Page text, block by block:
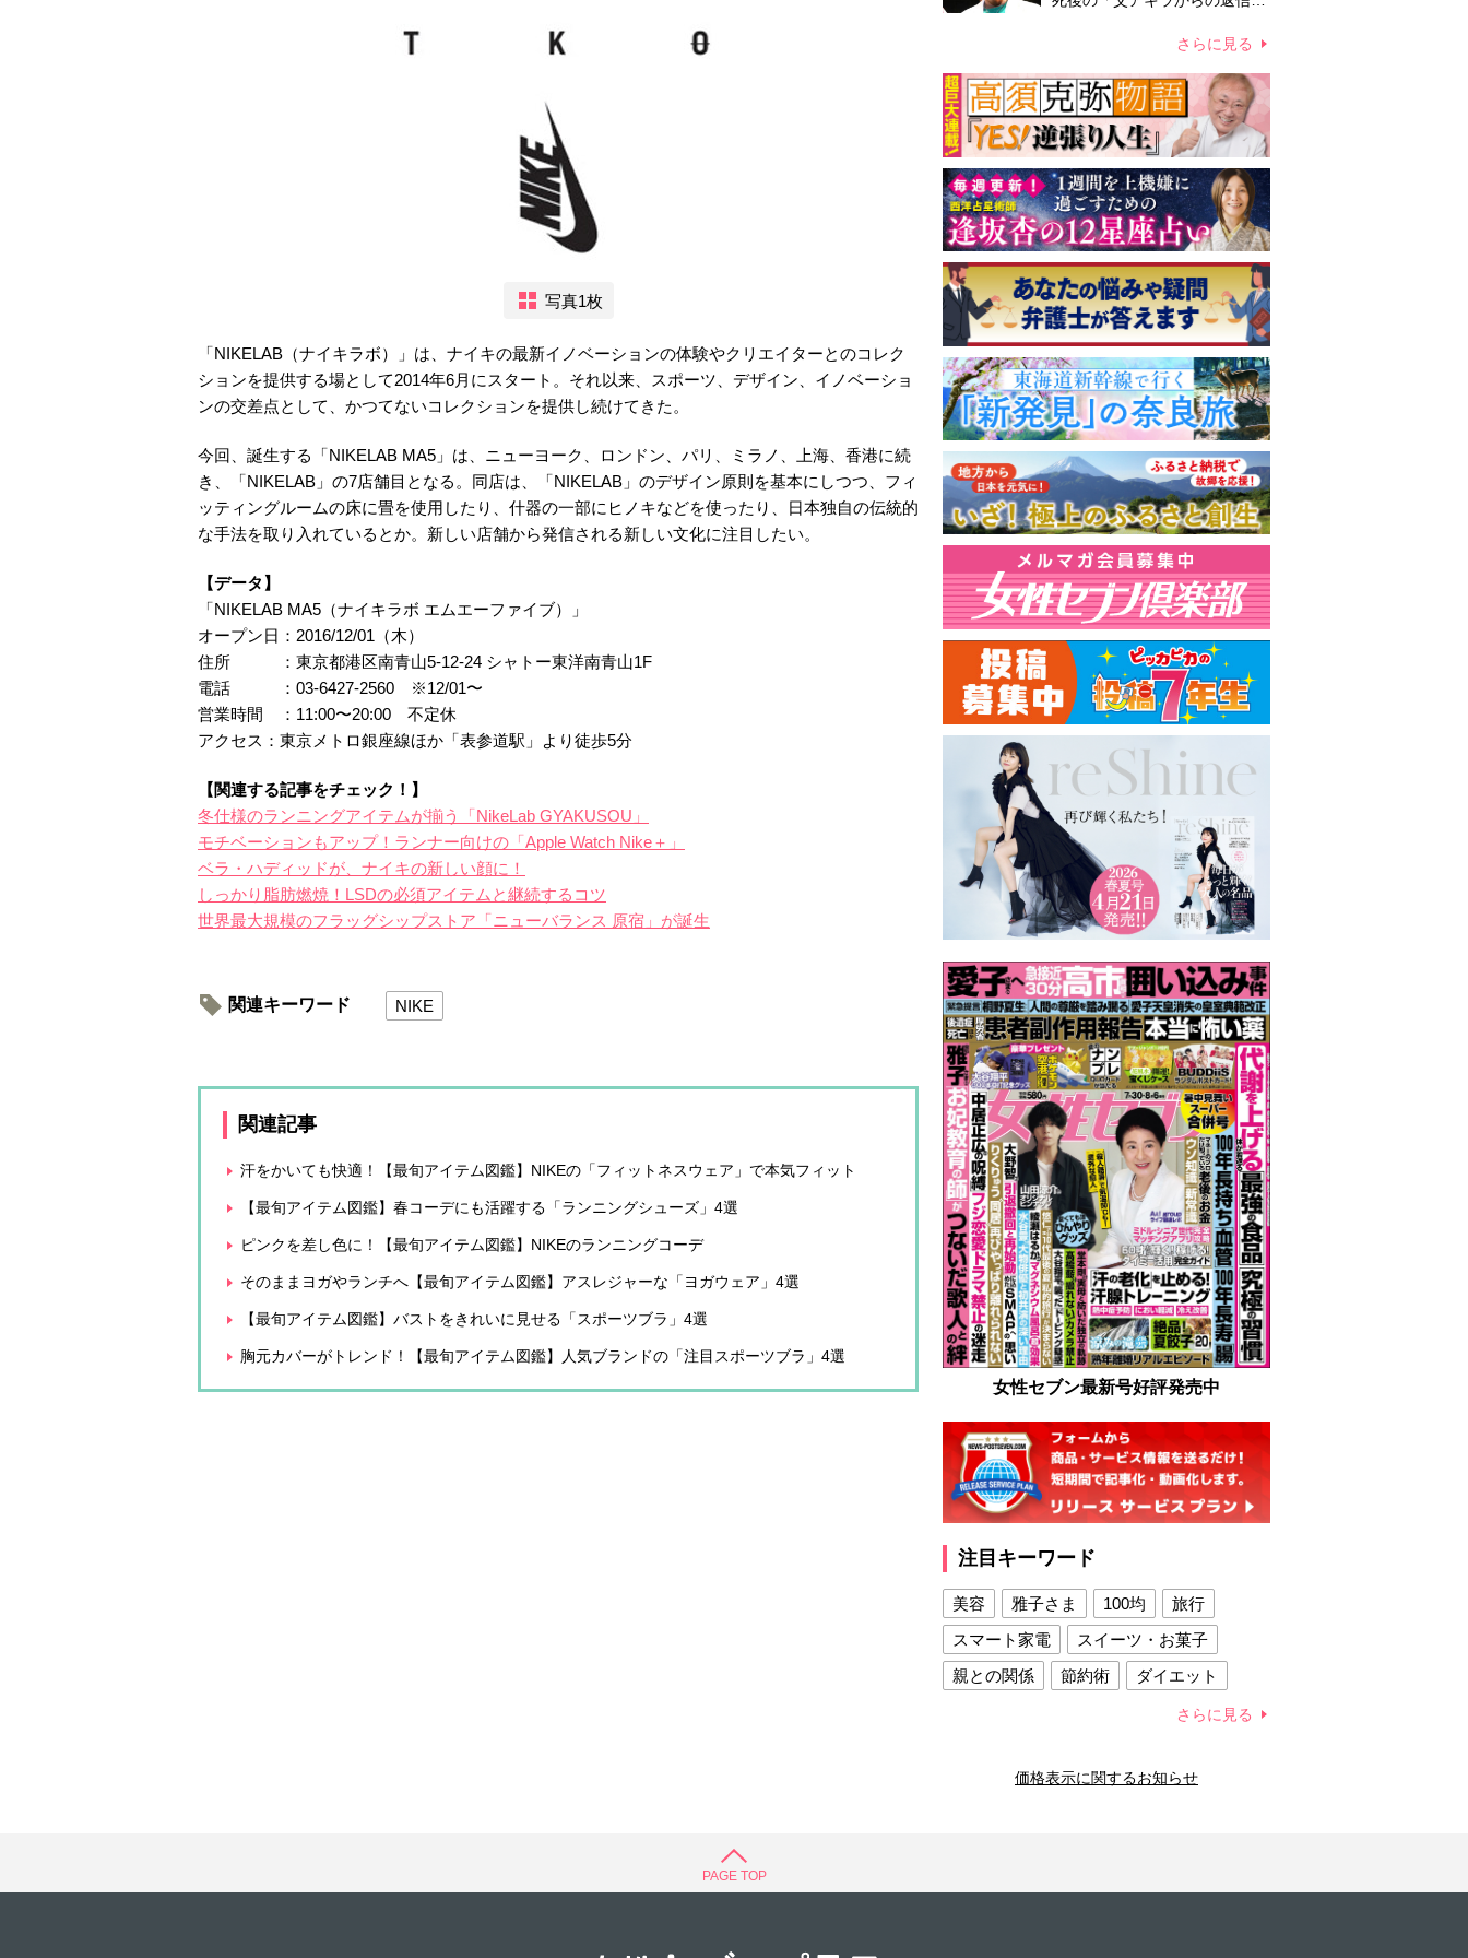
写真1枚
「NIKELAB（ナイキラボ）」は、ナイキの最新イノベーションの体験やクリエイターとのコレク
ションを提供する場として2014年6月にスタート。それ以来、スポーツ、デザイン、イノベーショ
ンの交差点として、かつてないコレクションを提供し続けてきた。
今回、誕生する「NIKELAB MA5」は、ニューヨーク、ロンドン、パリ、ミラノ、上海、香港に続
き、「NIKELAB」の7店舗目となる。同店は、「NIKELAB」のデザイン原則を基本にしつつ、フィ
ッティングルームの床に畳を使用したり、什器の一部にヒノキなどを使ったり、日本独自の伝統的
な手法を取り入れているとか。新しい店舗から発信される新しい文化に注目したい。
【データ】
「NIKELAB MA5（ナイキラボ エムエーファイブ）」
オープン日：2016/12/01（木）
住所 ：東京都港区南青山5-12-24 シャトー東洋南青山1F
電話 ：03-6427-2560 ※12/01〜
営業時間 ：11:00〜20:00 不定休
アクセス：東京メトロ銀座線ほか「表参道駅」より徒歩5分
【関連する記事をチェック！】
冬仕様のランニングアイテムが揃う「NikeLab GYAKUSOU」
モチベーションもアップ！ランナー向けの「Apple Watch Nike＋」
ベラ・ハディッドが、ナイキの新しい顔に！
しっかり脂肪燃焼！LSDの必須アイテムと継続するコツ
世界最大規模のフラッグシップストア「ニューバランス 原宿」が誕生
関連キーワード NIKE
関連記事
汗をかいても快適！【最旬アイテム図鑑】NIKEの「フィットネスウェア」で本気フィット
【最旬アイテム図鑑】春コーデにも活躍する「ランニングシューズ」4選
ピンクを差し色に！【最旬アイテム図鑑】NIKEのランニングコーデ
そのままヨガやランチへ【最旬アイテム図鑑】アスレジャーな「ヨガウェア」4選
【最旬アイテム図鑑】バストをきれいに見せる「スポーツブラ」4選
胸元カバーがトレンド！【最旬アイテム図鑑】人気ブランドの「注目スポーツブラ」4選
さらに見る
女性セブン最新号好評発売中
注目キーワード
美容 雅子さま 100均
旅行
スマート家電
スイーツ・お菓子
親との関係
節約術
ダイエット
夫との関係
新津春子 どか食い
さらに見る
価格表示に関するお知らせ
PAGE TOP